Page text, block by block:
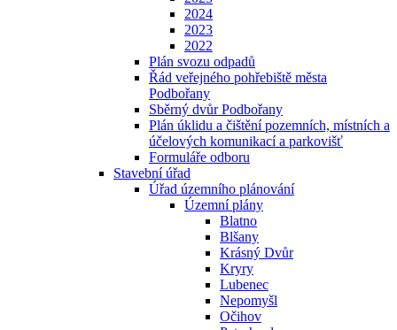
2024
2023
2022
Plán svozu odpadů
Řád veřejného pohřebiště města
Podbořany
Sběrný dvůr Podbořany
Plán úklidu a čištění pozemních, místních a
účelových komunikací a parkovišť
Formuláře odboru
Stavební úřad
Úřad územního plánování
Územní plány
Blatno
Blšany
Krásný Dvůr
Kryry
Lubenec
Nepomyšl
Očihov